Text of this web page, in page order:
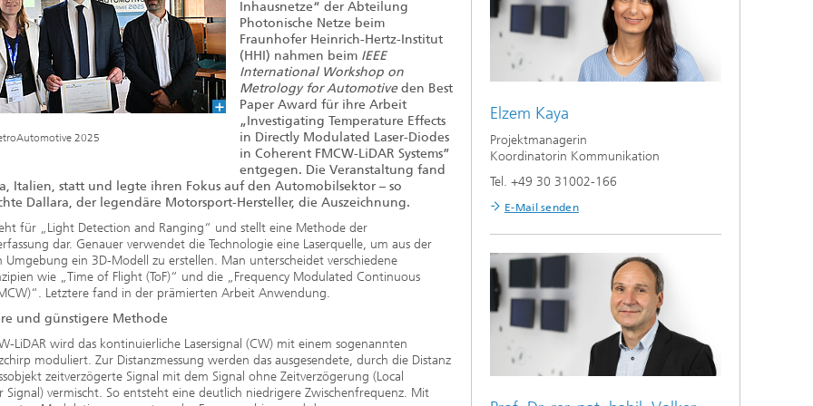
2025
Inhausnetze“ der Abteilung
Photonische Netze beim
Fraunhofer Heinrich-Hertz-Institut
(HHI) nahmen beim IEEE
International Workshop on
Metrology for Automotive den Best
Paper Award für ihre Arbeit
„Investigating Temperature Effects
in Directly Modulated Laser-Diodes
in Coherent FMCW-LiDAR Systems”
entgegen. Die Veranstaltung fand
Italien, statt und legte ihren Fokus auf den Automobilsektor – so
Dallara, der legendäre Motorsport-Hersteller, die Auszeichnung.
für „Light Detection and Ranging“ und stellt eine Methode der
dar. Genauer verwendet die Technologie eine Laserquelle, um aus der
Umgebung ein 3D-Modell zu erstellen. Man unterscheidet verschiedene
wie „Time of Flight (ToF)“ und die „Frequency Modulated Continuous
Letztere fand in der prämierten Arbeit Anwendung.
und günstigere Methode
LiDAR wird das kontinuierliche Lasersignal (CW) mit einem sogenannten
moduliert. Zur Distanzmessung werden das ausgesendete, durch die Distanz
zeitverzögerte Signal mit dem Signal ohne Zeitverzögerung (Local
Signal) vermischt. So entsteht eine deutlich niedrigere Zwischenfrequenz. Mit
Elzem Kaya
Projektmanagerin
Koordinatorin Kommunikation
Tel. +49 30 31002-166
E-Mail senden